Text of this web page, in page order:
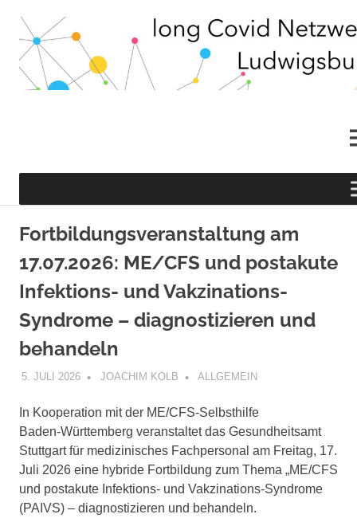
Zum
springen
Ludwigsburg
vergleichbaren
Erkrankungen
Landkreis
Ludwigsburg
Fortbildungsveranstaltung am
17.07.2026: ME/CFS und postakute
Infektions- und Vakzinations-
Syndrome – diagnostizieren und
behandeln
5. JULI 2026 JOACHIM KOLB ALLGEMEIN
In Kooperation mit der ME/CFS‑Selbsthilfe
Baden‑Württemberg veranstaltet das Gesundheitsamt
Stuttgart für medizinisches Fachpersonal am Freitag, 17.
Juli 2026 eine hybride Fortbildung zum Thema „ME/CFS
und postakute Infektions‑ und Vakzinations‑Syndrome
(PAIVS) – diagnostizieren und behandeln.